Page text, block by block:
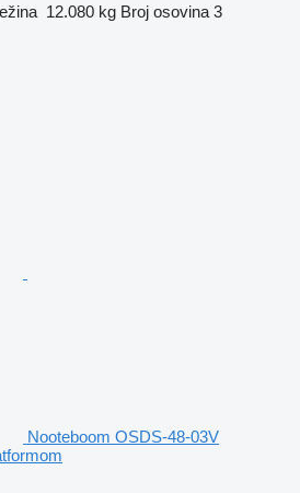
12.080 kg Broj osovina 3
Nooteboom OSDS-48-03V